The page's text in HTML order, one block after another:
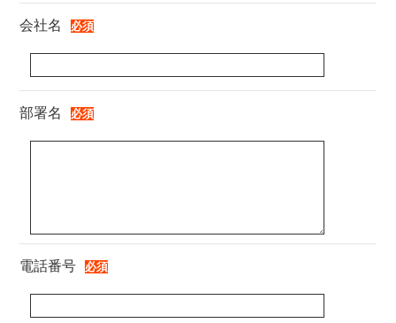
会社名
部署名
電話番号